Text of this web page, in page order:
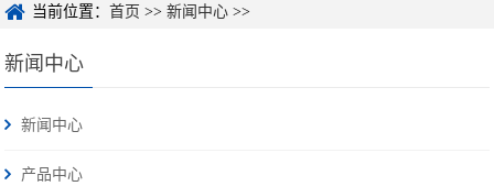
当前位置：首页 >>新闻中心 >>
新闻中心
新闻中心
产品中心